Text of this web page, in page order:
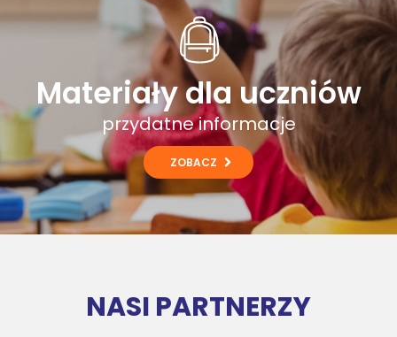
Materiały dla uczniów
przydatne informacje
ZOBACZ
NASI PARTNERZY